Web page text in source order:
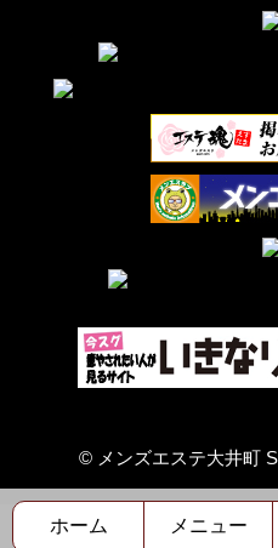
© メンズエステ大井町
ホーム メニュー